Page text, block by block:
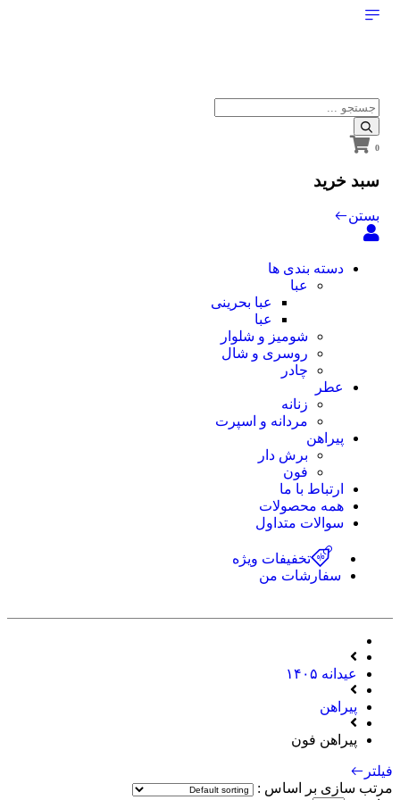
0
سبد خرید
بستن
دسته بندی ها
عبا
عبا بحرینی
عبا
شومیز و شلوار
روسری و شال
چادر
عطر
زنانه
مردانه و اسپرت
پیراهن
برش دار
فون
ارتباط با ما
همه محصولات
سوالات متداول
تخفیفات ویژه
سفارشات من
عیدانه ۱۴۰۵
پیراهن
پیراهن فون
فیلتر
مرتب سازی بر اساس :